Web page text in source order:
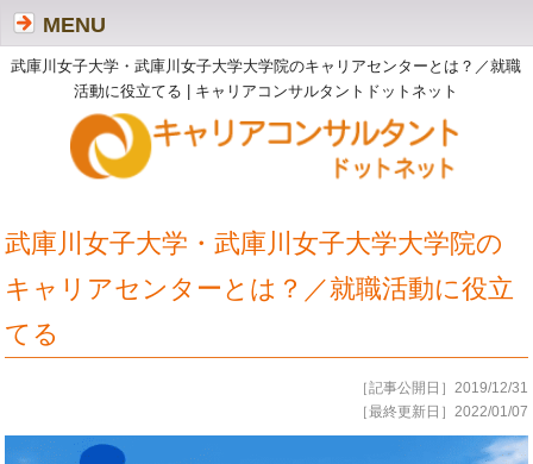
武庫川女子大学・武庫川女子大学大学院のキャリアセンターとは？／就職
活動に役立てる | キャリアコンサルタントドットネット
MENU
武庫川女子大学・武庫川女子大学大学院の
キャリアセンターとは？／就職活動に役立
てる
［記事公開日］2019/12/31
［最終更新日］2022/01/07